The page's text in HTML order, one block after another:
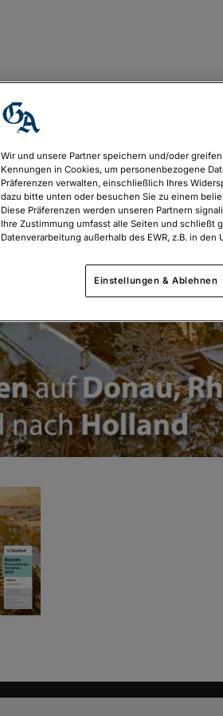
Wir und unsere Partner speichern und/oder
Kennungen in Cookies, um personenbezogene
Präferenzen verwalten, einschließlich Ihres
dazu bitte unten oder besuchen Sie zu einem
Diese Präferenzen werden unseren Partnern
Ihre Zustimmung umfasst alle Seiten und schließt
Datenverarbeitung außerhalb des EWR, z.B. in den
Einstellungen & Ablehnen